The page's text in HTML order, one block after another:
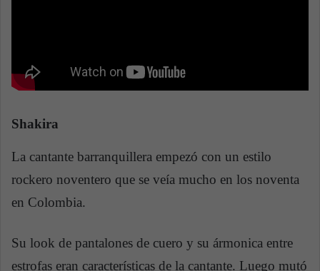
Shakira
La cantante barranquillera empezó con un estilo
rockero noventero que se veía mucho en los noventa
en Colombia.
Su look de pantalones de cuero y su ármonica entre
estrofas eran características de la cantante. Luego mutó